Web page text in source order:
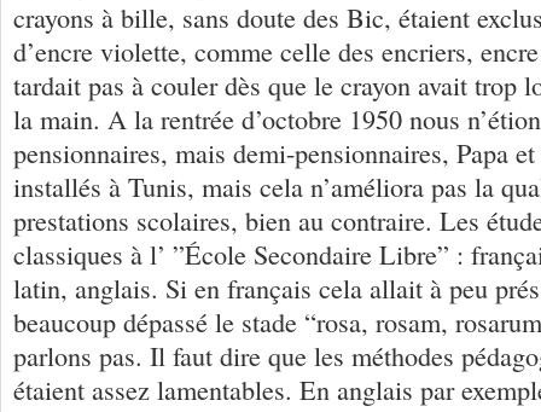
crayons à bille, sans doute des Bic, étaient
d’encre violette, comme celle des encriers,
tardait pas à couler dès que le crayon avait trop
la main. A la rentrée d’octobre 1950 nous
pensionnaires, mais demi-pensionnaires, Papa et
installés à Tunis, mais cela n’améliora pas la
prestations scolaires, bien au contraire. Les
classiques à l’ ”École Secondaire Libre” :
latin, anglais. Si en français cela allait à peu
beaucoup dépassé le stade “rosa, rosam,
parlons pas. Il faut dire que les méthodes
étaient assez lamentables. En anglais par